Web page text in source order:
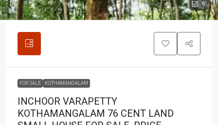
9
FOR SALE KOTHAMANGALAM
INCHOOR VARAPETTY
KOTHAMANGALAM 76 CENT LAND